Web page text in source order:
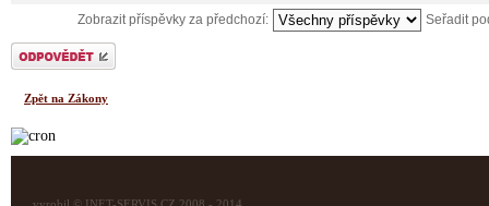
Zobrazit příspěvky za předchozí: Seřadit
Odeslat odpověď
Zpět na Zákony